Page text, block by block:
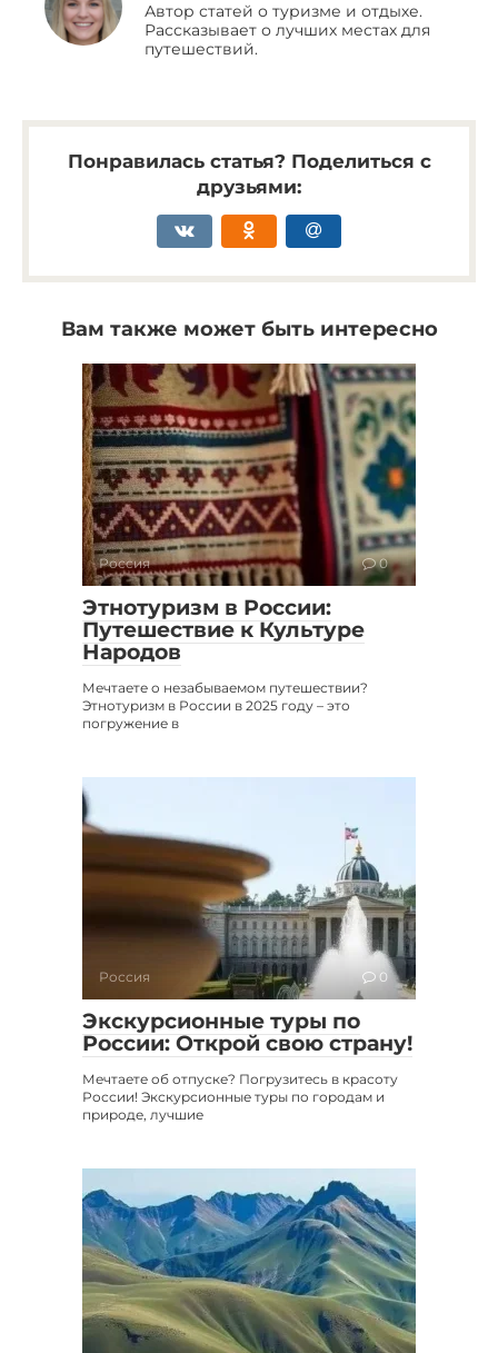
Автор статей о туризме и отдыхе.
Рассказывает о лучших местах для
путешествий.
Понравилась статья? Поделиться с
друзьями:
Вам также может быть интересно
Россия 0
Этнотуризм в России:
Путешествие к Культуре
Народов
Мечтаете о незабываемом путешествии?
Этнотуризм в России в 2025 году – это
погружение в
Россия 0
Экскурсионные туры по
России: Открой свою страну!
Мечтаете об отпуске? Погрузитесь в красоту
России! Экскурсионные туры по городам и
природе, лучшие